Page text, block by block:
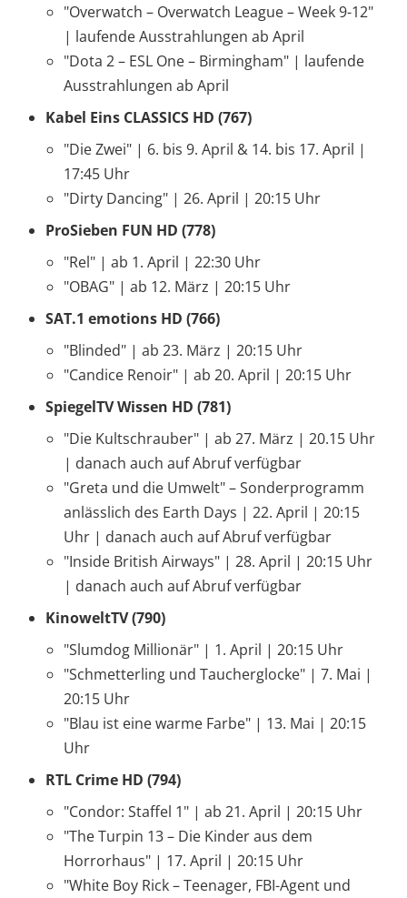
"Overwatch – Overwatch League – Week 9-12"
| laufende Ausstrahlungen ab April
"Dota 2 – ESL One – Birmingham" | laufende
Ausstrahlungen ab April
Kabel Eins CLASSICS HD (767)
"Die Zwei" | 6. bis 9. April & 14. bis 17. April |
17:45 Uhr
"Dirty Dancing" | 26. April | 20:15 Uhr
ProSieben FUN HD (778)
"Rel" | ab 1. April | 22:30 Uhr
"OBAG" | ab 12. März | 20:15 Uhr
SAT.1 emotions HD (766)
"Blinded" | ab 23. März | 20:15 Uhr
"Candice Renoir" | ab 20. April | 20:15 Uhr
SpiegelTV Wissen HD (781)
"Die Kultschrauber" | ab 27. März | 20.15 Uhr
| danach auch auf Abruf verfügbar
"Greta und die Umwelt" – Sonderprogramm
anlässlich des Earth Days | 22. April | 20:15
Uhr | danach auch auf Abruf verfügbar
"Inside British Airways" | 28. April | 20:15 Uhr
| danach auch auf Abruf verfügbar
KinoweltTV (790)
"Slumdog Millionär" | 1. April | 20:15 Uhr
"Schmetterling und Taucherglocke" | 7. Mai |
20:15 Uhr
"Blau ist eine warme Farbe" | 13. Mai | 20:15
Uhr
RTL Crime HD (794)
"Condor: Staffel 1" | ab 21. April | 20:15 Uhr
"The Turpin 13 – Die Kinder aus dem
Horrorhaus" | 17. April | 20:15 Uhr
"White Boy Rick – Teenager, FBI-Agent und